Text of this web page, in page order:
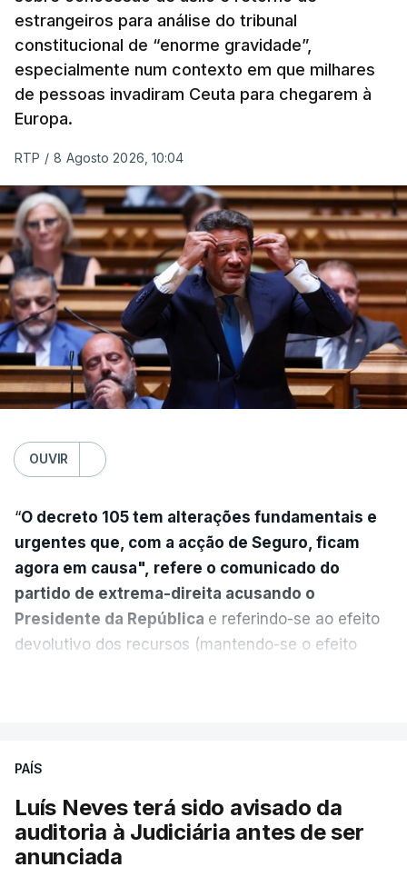
estrangeiros para análise do tribunal
constitucional de “enorme gravidade”,
especialmente num contexto em que milhares
de pessoas invadiram Ceuta para chegarem à
Europa.
RTP / 8 Agosto 2026, 10:04
OUVIR
“O decreto 105 tem alterações fundamentais e
urgentes que, com a acção de Seguro, ficam
agora em causa", refere o comunicado do
partido de extrema-direita acusando o
Presidente da República e referindo-se ao efeito
devolutivo dos recursos (mantendo-se o efeito
quanto à possibilidade de expulsar do país
cidadãos adultos em situação ilegal, se
tiverem filhos menores.
PAÍS
Luís Neves terá sido avisado da
auditoria à Judiciária antes de ser
anunciada